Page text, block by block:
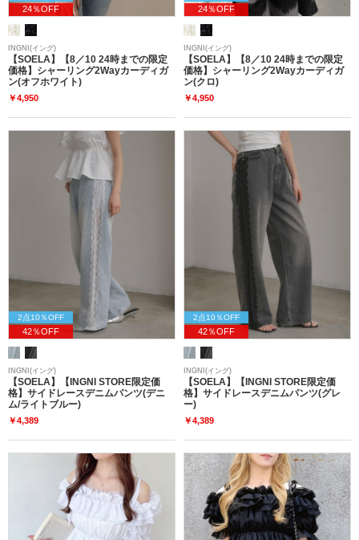
24％OFF
INGNI(イング)
【SOELA】【8／10 24時までの限定
価格】シャーリング2Wayカーディガ
ン(オフホワイト)
￥4,950
24％OFF
INGNI(イング)
【SOELA】【8／10 24時までの限定
価格】シャーリング2Wayカーディガ
ン(クロ)
￥4,950
2点10％OFF
42％OFF
INGNI(イング)
【SOELA】【INGNI STORE限定価
格】サイドレースデニムパンツ(デニ
ム/ライトブルー)
￥4,389
2点10％OFF
42％OFF
INGNI(イング)
【SOELA】【INGNI STORE限定価
格】サイドレースデニムパンツ(グレ
ー)
￥4,389